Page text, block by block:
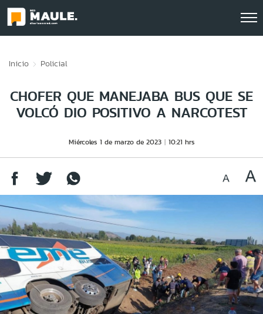
Inicio Policial
CHOFER QUE MANEJABA BUS QUE SE
VOLCÓ DIO POSITIVO A NARCOTEST
Miércoles 1 de marzo de 2023 10:21 hrs